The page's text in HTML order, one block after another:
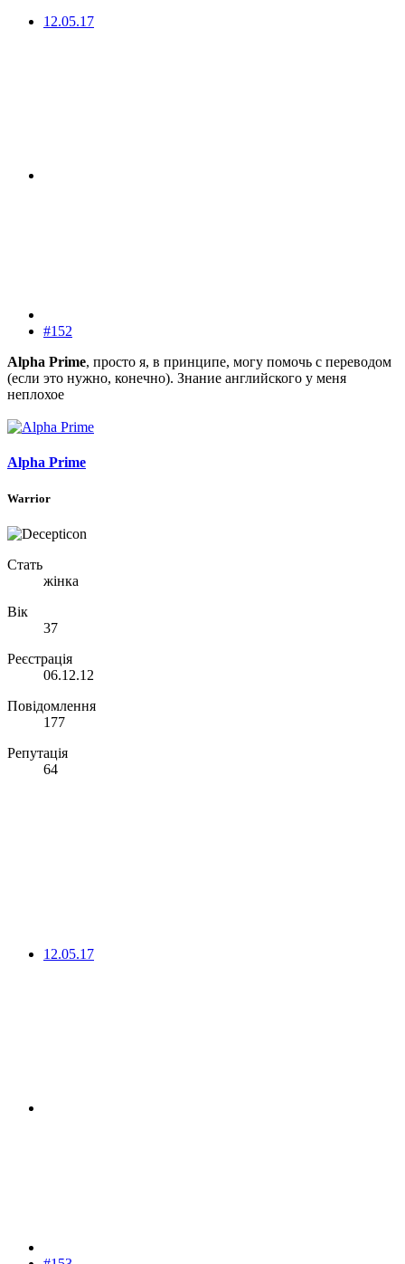
12.05.17
#152
Alpha Prime, просто я, в принципе, могу помочь с переводом
(если это нужно, конечно). Знание английского у меня
неплохое
Alpha Prime
Warrior
Стать
жінка
Вік
37
Реєстрація
06.12.12
Повідомлення
177
Репутація
64
12.05.17